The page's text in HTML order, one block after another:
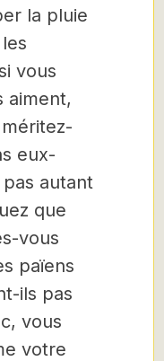
la pluie
vous
aiment,
eux-
pas autant
que
vous
païens
ils pas
vous
votre